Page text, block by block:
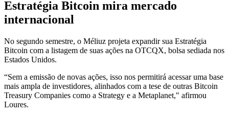
Estratégia Bitcoin mira mercado
internacional
No segundo semestre, o Méliuz projeta expandir sua Estratégia
Bitcoin com a listagem de suas ações na OTCQX, bolsa sediada nos
Estados Unidos.
“Sem a emissão de novas ações, isso nos permitirá acessar uma base
mais ampla de investidores, alinhados com a tese de outras Bitcoin
Treasury Companies como a Strategy e a Metaplanet," afirmou
Loures.